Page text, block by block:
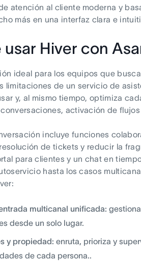
atención al cliente moderna y
más en una interfaz clara e
usar Hiver con
ideal para los equipos que
limitaciones de un servicio de
y, al mismo tiempo, optimiza
activación de
incluye funciones
de tickets y reducir la
para clientes y un chat en
hasta los casos
multicanal unificada:
desde un solo lugar.
y propiedad: enruta, prioriza y
de cada persona..